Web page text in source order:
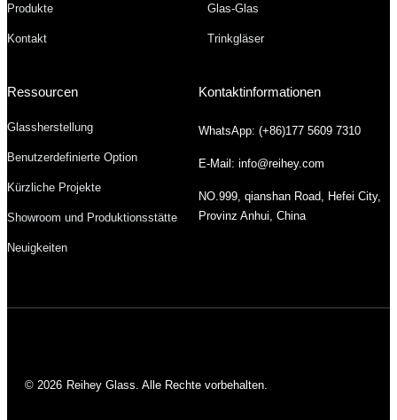
Produkte
Kontakt
Glas-Glas
Trinkgläser
Ressourcen
Glassherstellung
Benutzerdefinierte Option
Kürzliche Projekte
Showroom und Produktionsstätte
Neuigkeiten
Kontaktinformationen
WhatsApp: (+86)177 5609 7310
E-Mail: info@reihey.com
NO.999, qianshan Road, Hefei City,
Provinz Anhui, China
© 2026 Reihey Glass. Alle Rechte vorbehalten.